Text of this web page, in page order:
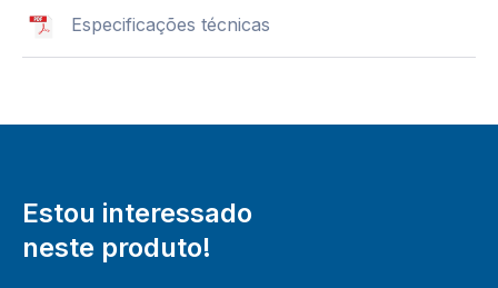
Especificações técnicas
Estou interessado
neste produto!